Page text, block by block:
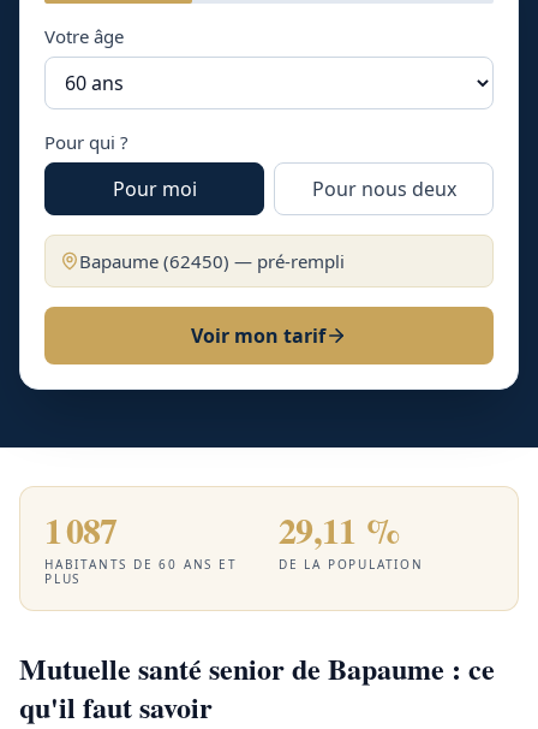
Votre âge
Pour qui ?
Pour moi Pour nous deux
Bapaume (62450) — pré-rempli
Voir mon tarif
1 087
HABITANTS DE 60 ANS ET
PLUS
29,11 %
DE LA POPULATION
Mutuelle santé senior de Bapaume : ce
qu'il faut savoir